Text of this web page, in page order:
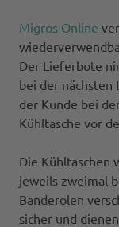
Migros Online
Der Lieferbote
bei der nächsten
der Kunde bei
Kühltasche vor
Die Kühltaschen
jeweils zweimal
Banderolen
sicher und